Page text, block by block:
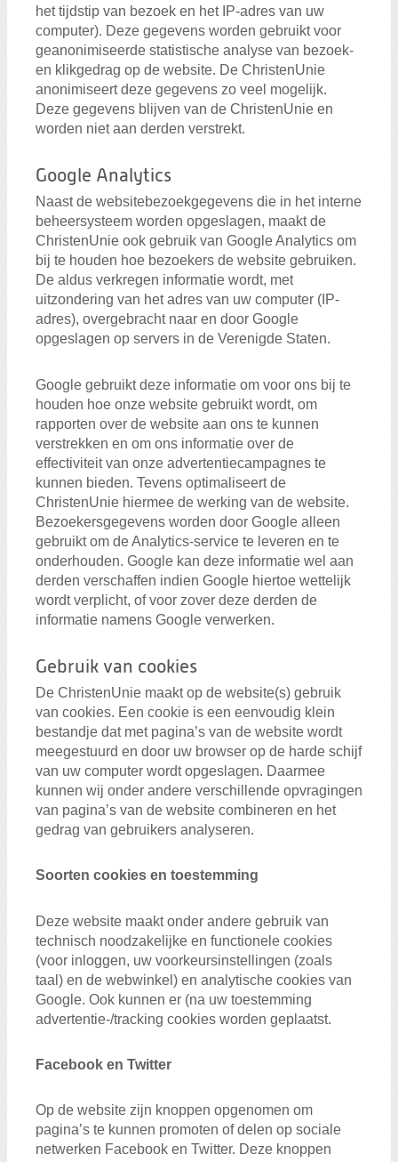
het tijdstip van bezoek en het IP-adres van uw
computer). Deze gegevens worden gebruikt voor
geanonimiseerde statistische analyse van bezoek-
en klikgedrag op de website. De ChristenUnie
anonimiseert deze gegevens zo veel mogelijk.
Deze gegevens blijven van de ChristenUnie en
worden niet aan derden verstrekt.
Google Analytics
Naast de websitebezoekgegevens die in het interne
beheersysteem worden opgeslagen, maakt de
ChristenUnie ook gebruik van Google Analytics om
bij te houden hoe bezoekers de website gebruiken.
De aldus verkregen informatie wordt, met
uitzondering van het adres van uw computer (IP-
adres), overgebracht naar en door Google
opgeslagen op servers in de Verenigde Staten.
Google gebruikt deze informatie om voor ons bij te
houden hoe onze website gebruikt wordt, om
rapporten over de website aan ons te kunnen
verstrekken en om ons informatie over de
effectiviteit van onze advertentiecampagnes te
kunnen bieden. Tevens optimaliseert de
ChristenUnie hiermee de werking van de website.
Bezoekersgegevens worden door Google alleen
gebruikt om de Analytics-service te leveren en te
onderhouden. Google kan deze informatie wel aan
derden verschaffen indien Google hiertoe wettelijk
wordt verplicht, of voor zover deze derden de
informatie namens Google verwerken.
Gebruik van cookies
De ChristenUnie maakt op de website(s) gebruik
van cookies. Een cookie is een eenvoudig klein
bestandje dat met pagina’s van de website wordt
meegestuurd en door uw browser op de harde schijf
van uw computer wordt opgeslagen. Daarmee
kunnen wij onder andere verschillende opvragingen
van pagina’s van de website combineren en het
gedrag van gebruikers analyseren.
Soorten cookies en toestemming
Deze website maakt onder andere gebruik van
technisch noodzakelijke en functionele cookies
(voor inloggen, uw voorkeursinstellingen (zoals
taal) en de webwinkel) en analytische cookies van
Google. Ook kunnen er (na uw toestemming
advertentie-/tracking cookies worden geplaatst.
Facebook en Twitter
Op de website zijn knoppen opgenomen om
pagina’s te kunnen promoten of delen op sociale
netwerken Facebook en Twitter. Deze knoppen